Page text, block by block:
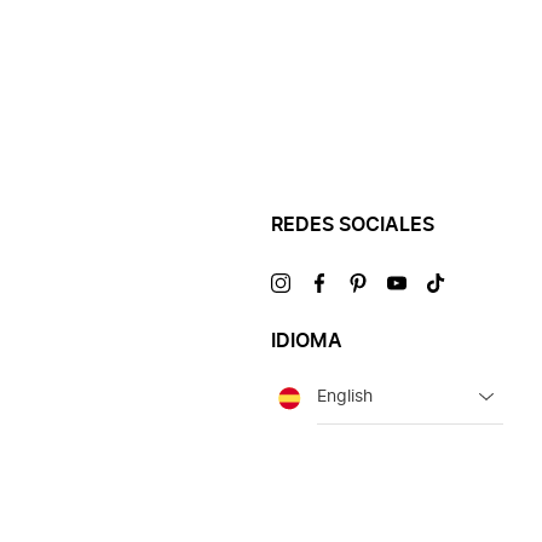
REDES SOCIALES
VisítanosVisítanosVisítanosVisítanosVisítanos
IDIOMA
Idioma